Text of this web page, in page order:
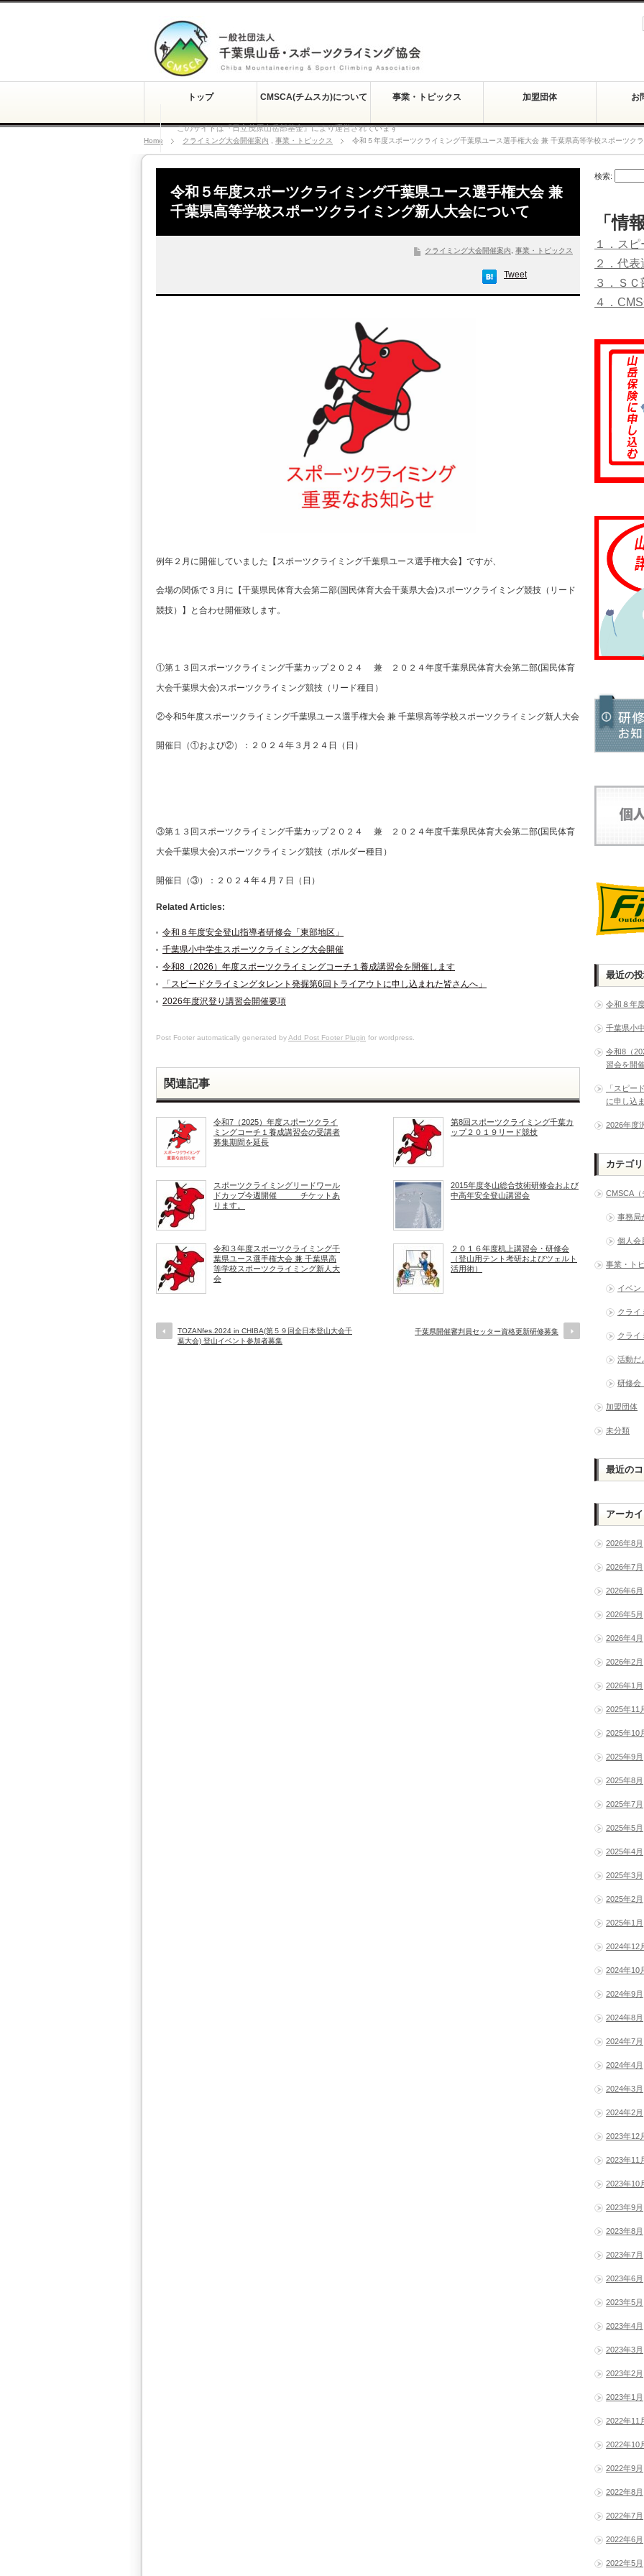
このサイトは『日立茂原山岳部基金』により運営されています
トップ CMSCA(チムスカ)について 事業・トピックス 加盟団体 お
Home クライミング大会開催案内 事業・トピックス 令和５年度スポーツクライミング千葉県ユース選手権大会 兼 千葉県高等学校スポーツク
令和５年度スポーツクライミング千葉県ユース選手権大会 兼
千葉県高等学校スポーツクライミング新人大会について
クライミング大会開催案内 事業・トピックス
Tweet
例年２月に開催していました【スポーツクライミング千葉県ユース選手権大会】ですが、
会場の関係で３月に【千葉県民体育大会第二部(国民体育大会千葉県大会)スポーツクライミング競技（リード
競技）】と合わせ開催致します。
①第１３回スポーツクライミング千葉カップ２０２４ 兼 ２０２４年度千葉県民体育大会第二部(国民体育
大会千葉県大会)スポーツクライミング競技（リード種目）
②令和5年度スポーツクライミング千葉県ユース選手権大会 兼 千葉県高等学校スポーツクライミング新人大会
開催日（①および②）：２０２４年３月２４日（日）
③第１３回スポーツクライミング千葉カップ２０２４ 兼 ２０２４年度千葉県民体育大会第二部(国民体育
大会千葉県大会)スポーツクライミング競技（ボルダー種目）
開催日（③）：２０２４年４月７日（日）
Related Articles:
令和８年度安全登山指導者研修会「東部地区」
千葉県小中学生スポーツクライミング大会開催
令和8（2026）年度スポーツクライミングコーチ１養成講習会を開催します
「スピードクライミングタレント発掘第6回トライアウトに申し込まれた皆さんへ」
2026年度沢登り講習会開催要項
Post Footer automatically generated byAdd Post Footer Plugin for wordpress.
関連記事
令和7（2025）年度スポーツクライ
ミングコーチ１養成講習会の受講者
募集期間を延長
第8回スポーツクライミング千葉カ
ップ２０１９リード競技
スポーツクライミングリードワール
ドカップ今週開催 チケットあ
ります。
2015年度冬山総合技術研修会および
中高年安全登山講習会
令和３年度スポーツクライミング千
葉県ユース選手権大会 兼 千葉県高
等学校スポーツクライミング新人大
会
２０１６年度机上講習会・研修会
（登山用テント考研およびツェルト
活用術）
TOZANfes.2024 in CHIBA(第５９回全日本登山大会千
葉大会) 登山イベント参加者募集
千葉県開催審判員セッター資格更新研修募集
検索:
「情
１．ス
２．代
３．Ｓ
４．
最近の
令和８年
千葉県小
令和8（
習会を開
「スピー
に申し込
2026年度
カテゴ
CMSCA
事務局
個人会
事業・ト
イベン
クライ
クライ
活動だ
研修会
加盟団体
未分類
最近の
アーカ
2026年8月
2026年7月
2026年6月
2026年5月
2026年4月
2026年2月
2026年1月
2025年11
2025年10
2025年9月
2025年8月
2025年7月
2025年5月
2025年4月
2025年3月
2025年2月
2025年1月
2024年12
2024年10
2024年9月
2024年8月
2024年7月
2024年4月
2024年3月
2024年2月
2023年12
2023年11
2023年10
2023年9月
2023年8月
2023年7月
2023年6月
2023年5月
2023年4月
2023年3月
2023年2月
2023年1月
2022年11
2022年10
2022年9月
2022年8月
2022年7月
2022年6月
2022年5月